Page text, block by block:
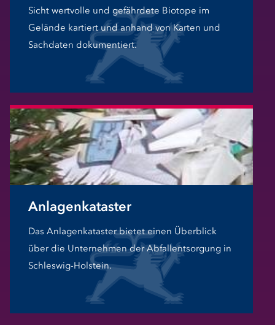
Sicht wertvolle und gefährdete Biotope im
Gelände kartiert und anhand von Karten und
Sachdaten dokumentiert.
Anlagenkataster
Das Anlagenkataster bietet einen Überblick
über die Unternehmen der Abfallentsorgung in
Schleswig-Holstein.